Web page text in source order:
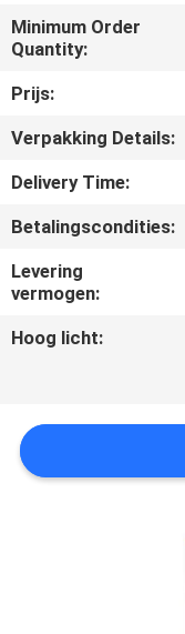
ONS
NIEUWS
SHOPPING
Minimum Order
Quantity:
Prijs:
Verpakking Details:
Delivery Time:
Betalingscondities:
Levering
vermogen:
Hoog licht: